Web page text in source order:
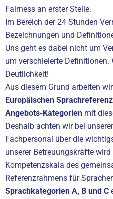
Fairness an erster Stelle.
Im Bereich der 24 Stunden
Bezeichnungen und
Uns geht es dabei nicht um
um verschleierte Definitionen.
Deutlichkeit!
Aus diesem Grund arbeiten
Europäischen
Angebots-Kategorien mit
Deshalb achten wir bei
Fachpersonal über die
unserer Betreuungskräfte
Kompetenzskala des
Referenzrahmens für
Sprachkategorien A, B und C